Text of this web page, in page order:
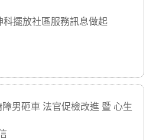
科擺放社區服務訊息做起
障男砸車 法官促檢改進 暨 心生